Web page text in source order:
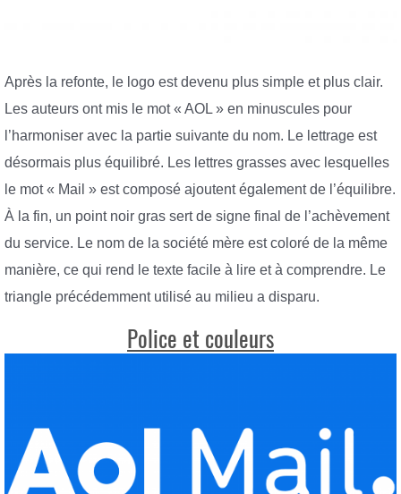
Après la refonte, le logo est devenu plus simple et plus clair.
Les auteurs ont mis le mot « AOL » en minuscules pour
l’harmoniser avec la partie suivante du nom. Le lettrage est
désormais plus équilibré. Les lettres grasses avec lesquelles
le mot « Mail » est composé ajoutent également de l’équilibre.
À la fin, un point noir gras sert de signe final de l’achèvement
du service. Le nom de la société mère est coloré de la même
manière, ce qui rend le texte facile à lire et à comprendre. Le
triangle précédemment utilisé au milieu a disparu.
Police et couleurs